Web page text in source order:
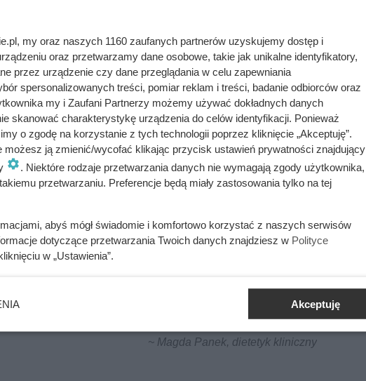
Oblicz koszty przyrządzenia potrawy
typu potraw nie powinny spożywać osoby na diecie
zawiera dużą ilość węglowodanów prostych.
~ Magda Panek, dietetyk kliniczny
my oraz naszych 1160 zaufanych partnerów uzyskujemy dostęp i
oraz przetwarzamy dane osobowe, takie jak unikalne identyfikatory,
przez urządzenie czy dane przeglądania w celu zapewniania
spersonalizowanych treści, pomiar reklam i treści, badanie odbiorców oraz
my i Zaufani Partnerzy możemy używać dokładnych danych
skanować charakterystykę urządzenia do celów identyfikacji. Ponieważ
o zgodę na korzystanie z tych technologii poprzez kliknięcie „Akceptuję”.
możesz ją zmienić/wycofać klikając przycisk ustawień prywatności znajdujący
. Niektóre rodzaje przetwarzania danych nie wymagają zgody użytkownika,
przetwarzaniu. Preferencje będą miały zastosowania tylko na tej
abyś mógł świadomie i komfortowo korzystać z naszych serwisów
dotyczące przetwarzania Twoich danych znajdziesz w Polityce
w „Ustawienia”.
Akceptuję